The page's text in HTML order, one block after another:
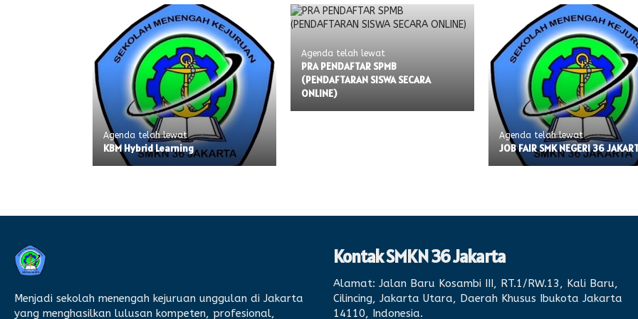
Agenda telah lewat
KBM Hybrid Learning
Agenda telah lewat
PRA PENDAFTAR SPMB
(PENDAFTARAN SISWA SECARA
ONLINE)
Agenda telah lewat
JOB FAIR SMK NEGERI 36
Menjadi sekolah menengah kejuruan unggulan di Jakarta
yang menghasilkan lulusan kompeten, profesional,
Kontak SMKN 36 Jakarta
Alamat: Jalan Baru Kosambi III, RT.1/RW.13, Kali Baru,
Cilincing, Jakarta Utara, Daerah Khusus Ibukota Jakarta
14110, Indonesia.